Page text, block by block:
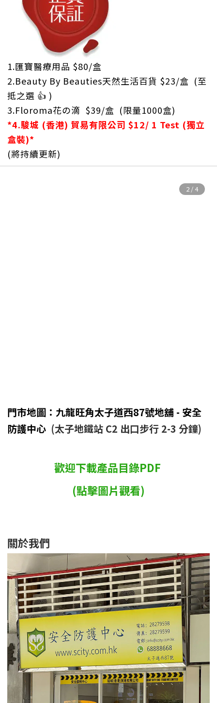
1.匯寶醫療用品 $80/盒
2.Beauty By Beauties天然生活百貨 $23/盒 (至
抵之選 👍 )
3.Floroma花の滴 $39/盒 (限量1000盒)
*4.駿城 (香港) 貿易有限公司 $12/ 1 Test (獨立
盒裝)*
(將持續更新)
門市地圖：九龍旺角太子道西87號地舖 - 安全
防護中心 (太子地鐵站 C2 出口步行 2-3 分鐘)
歡迎下載產品目錄PDF
(點擊圖片觀看)
關於我們